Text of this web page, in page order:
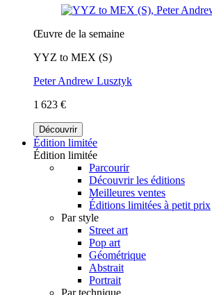
Œuvre de la semaine
YYZ to MEX (S)
Peter Andrew Lusztyk
1 623 €
Découvrir
Édition limitée
Édition limitée
Parcourir
Découvrir les éditions
Meilleures ventes
Éditions limitées à petit prix
Par style
Street art
Pop art
Géométrique
Abstrait
Portrait
Par technique